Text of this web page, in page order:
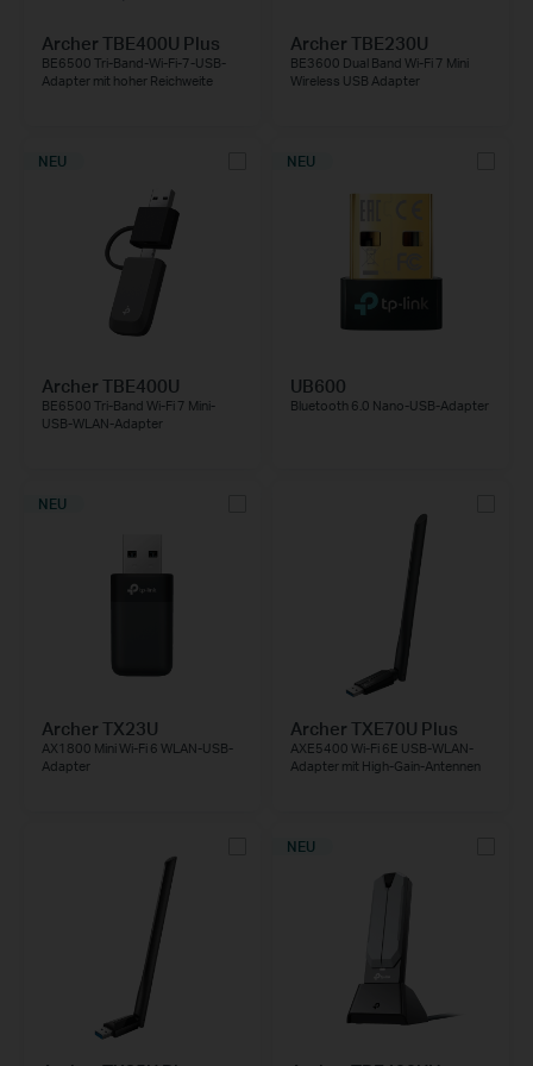
Archer TBE400U Plus
BE6500 Tri-Band-Wi-Fi-7-USB-
Adapter mit hoher Reichweite
Archer TBE230U
BE3600 Dual Band Wi-Fi 7 Mini
Wireless USB Adapter
NEU
Archer TBE400U
BE6500 Tri-Band Wi-Fi 7 Mini-
USB-WLAN-Adapter
NEU
UB600
Bluetooth 6.0 Nano-USB-Adapter
NEU
Archer TX23U
AX1800 Mini Wi-Fi 6 WLAN-USB-
Adapter
Archer TXE70U Plus
AXE5400 Wi-Fi 6E USB-WLAN-
Adapter mit High-Gain-Antennen
NEU